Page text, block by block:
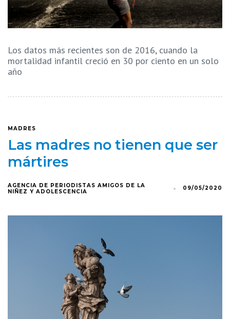
Los datos más recientes son de 2016, cuando la
mortalidad infantil creció en 30 por ciento en un solo
año
MADRES
Las madres no tienen que ser
mártires
AGENCIA DE PERIODISTAS AMIGOS DE LA
NIÑEZ Y ADOLESCENCIA
09/05/2020